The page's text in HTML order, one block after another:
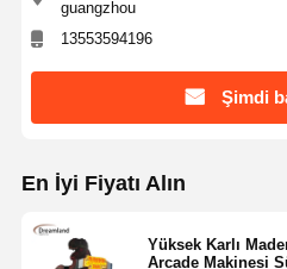
guangzhou
13553594196
Şimdi
En İyi Fiyatı Alın
Yüksek Karlı
Arcade Makinesi